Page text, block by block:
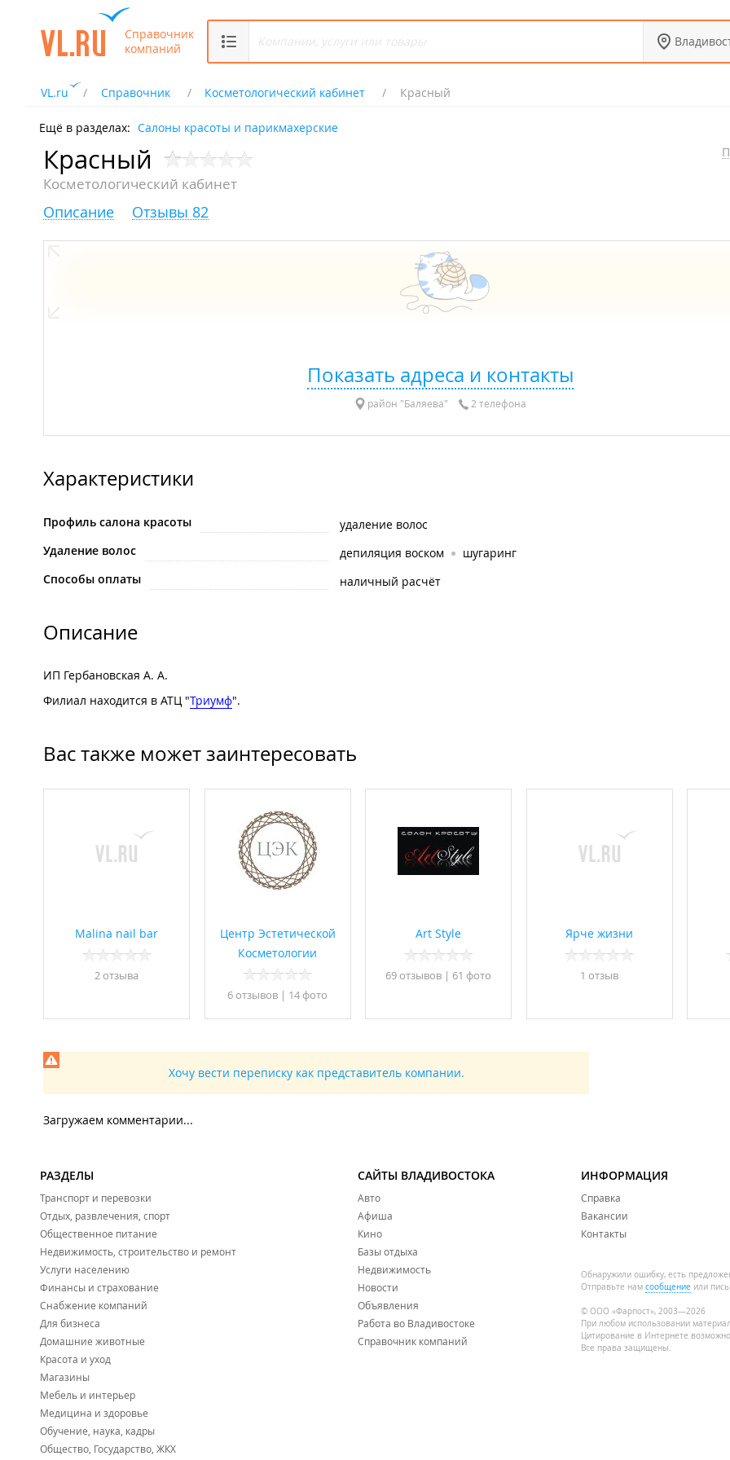
Справочник
компаний
VL.ru Справочник Косметологический кабинет Красный
Ещё в разделах: Салоны красоты и парикмахерские
Красный
Косметологический кабинет
Описание Отзывы 82
Показать адреса и контакты
район "Баляева" 2 телефона
Характеристики
Профиль салона красоты
удаление волос
Удаление волос
депиляция воском
шугаринг
Способы оплаты
наличный расчёт
Описание
ИП Гербановская А. А.
Филиал находится в АТЦ "Триумф".
Вас также может заинтересовать
Malina nail bar
2 отзывa
Центр Эстетической
Косметологии
6 отзывов | 14 фото
Art Style
69 отзывов | 61 фото
Ярче жизни
1 отзыв
Хочу вести переписку как представитель компании.
Загружаем комментарии...
РАЗДЕЛЫ
Транспорт и перевозки
Отдых, развлечения, спорт
Общественное питание
Недвижимость, строительство и ремонт
Услуги населению
Финансы и страхование
Снабжение компаний
Для бизнеса
Домашние животные
Красота и уход
Магазины
Мебель и интерьер
Медицина и здоровье
Обучение, наука, кадры
Общество, Государство, ЖКХ
САЙТЫ ВЛАДИВОСТОКА
Авто
Афиша
Кино
Базы отдыха
Недвижимость
Новости
Объявления
Работа во Владивостоке
Справочник компаний
ИНФОРМАЦИЯ
Справка
Вакансии
Контакты
Обнаружили ошибку, есть
Отправьте нам сообщение или
© ООО «Фарпост», 2003—2026
При любом использовании
Цитирование в Интернете
Все права защищены.